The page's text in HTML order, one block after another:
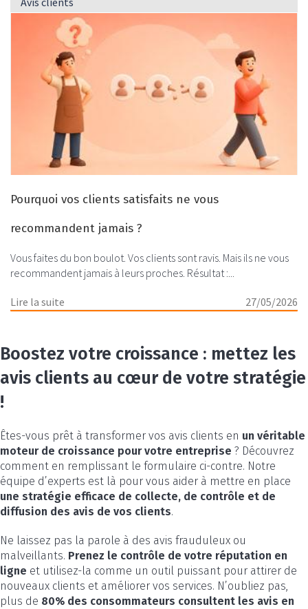
Pourquoi vos clients satisfaits ne vous
recommandent jamais ?
Vous faites du bon boulot. Vos clients sont ravis. Mais ils ne vous
recommandent jamais à leurs proches. Résultat :...
Lire la suite 27/05/2026
Boostez votre croissance : mettez les
avis clients au cœur de votre stratégie
!
Êtes-vous prêt à transformer vos avis clients en un véritable
moteur de croissance pour votre entreprise ? Découvrez
comment en remplissant le formulaire ci-contre. Notre
équipe d’experts est là pour vous aider à mettre en place
une stratégie efficace de collecte, de contrôle et de
diffusion des avis de vos clients.
Ne laissez pas la parole à des avis frauduleux ou
malveillants. Prenez le contrôle de votre réputation en
ligne et utilisez-la comme un outil puissant pour attirer de
nouveaux clients et améliorer vos services. N’oubliez pas,
plus de 80% des consommateurs consultent les avis en